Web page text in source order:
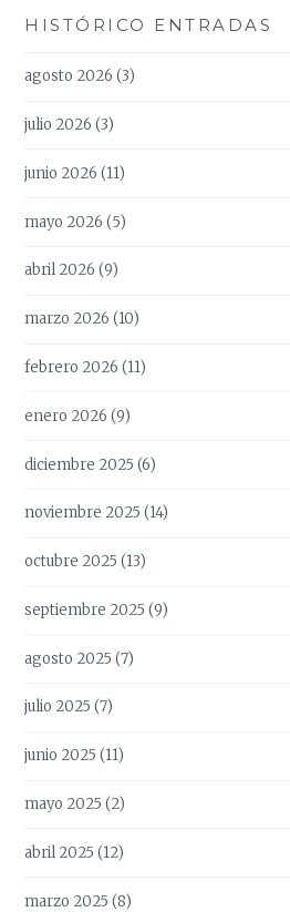
HISTÓRICO ENTRADAS
agosto 2026 (3)
julio 2026 (3)
junio 2026 (11)
mayo 2026 (5)
abril 2026 (9)
marzo 2026 (10)
febrero 2026 (11)
enero 2026 (9)
diciembre 2025 (6)
noviembre 2025 (14)
octubre 2025 (13)
septiembre 2025 (9)
agosto 2025 (7)
julio 2025 (7)
junio 2025 (11)
mayo 2025 (2)
abril 2025 (12)
marzo 2025 (8)